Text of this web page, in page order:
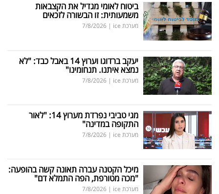
ביטוח לאומי מגדיל את הקצבאות
משמעותית: זו הבשורה לזכאים
מערכת ice |
7/8/2026
יעקב ברדוגו וערוץ 14 באבל כבד: "לא
נמצא איתנו. תנחומינו"
מערכת ice |
7/8/2026
מגי טביבי נפרדת מערוץ 14: "לאור
התקופה במדינה"
מערכת ice |
7/8/2026
מיכל הקטנה עברה תאונה קשה בהופעה:
"מכה מטורפת, הפה התמלא דם"
מערכת ice |
7/8/2026